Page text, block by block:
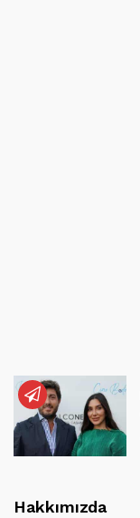
Hakkımızda